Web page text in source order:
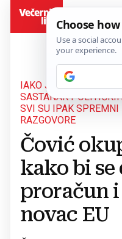
IAKO JE NEDAVNO
SASTANAK
SVI SU IPAK SPREMNI
RAZGOVORE
Čović
kako bi se
proračun
novac EU